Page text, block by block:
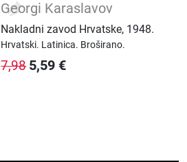
Georgi Karaslavov
Nakladni zavod Hrvatske, 1948.
Hrvatski. Latinica. Broširano.
7,98 5,59 €